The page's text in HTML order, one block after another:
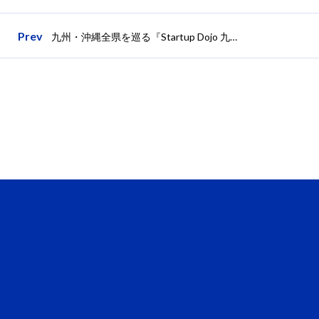
Prev 九州・沖縄全県を巡る『Startup Dojo 九州』の決勝戦を熊本で2017年7月15日に開催